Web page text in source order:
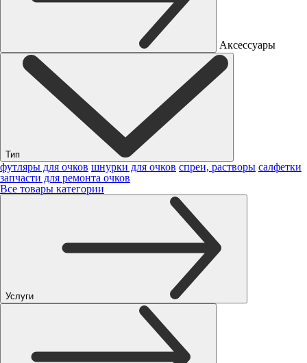
Аксессуары
Тип
футляры для очков шнурки для очков спреи, растворы салфетки
запчасти для ремонта очков
Все товары категории
Услуги